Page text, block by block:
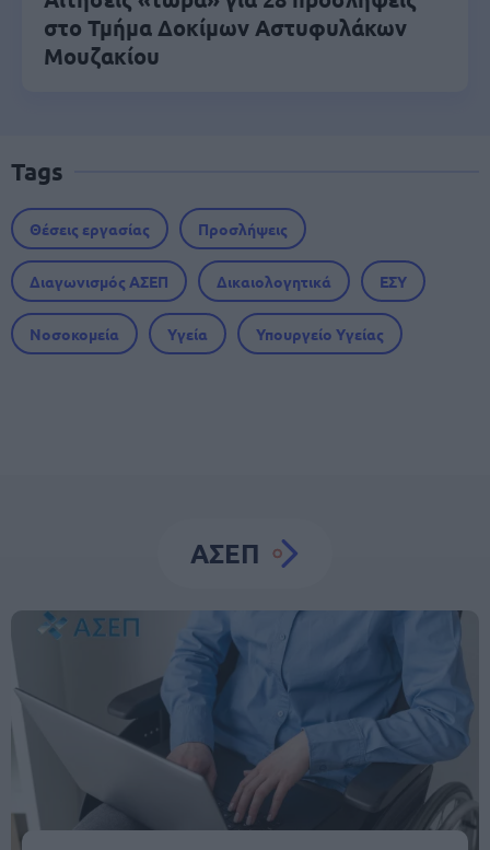
στο Τμήμα Δοκίμων Αστυφυλάκων
Mουζακίου
Tags
Θέσεις εργασίας Προσλήψεις
Διαγωνισμός ΑΣΕΠ Δικαιολογητικά ΕΣΥ
Νοσοκομεία Υγεία Υπουργείο Υγείας
ΑΣΕΠ